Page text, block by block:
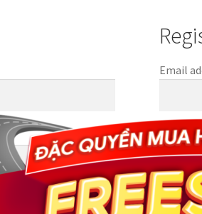
Email
A link to
Dữ liệu
bộ trang